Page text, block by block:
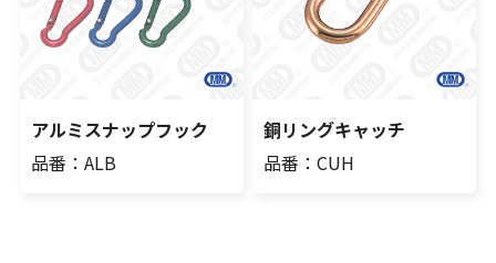
アルミスナップフック
品番：ALB
銅リングキャッチ
品番：CUH